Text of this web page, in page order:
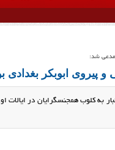
شد:
پیروی ابوبکر بغدادی
کلوب همجنسگرایان در ایالات